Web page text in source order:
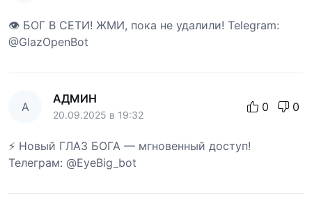
👁 БОГ В СЕТИ! ЖМИ, пока не удалили! Telegram:
@GlazOpenBot
А
АДМИН
20.09.2025 в 19:32
0 0
⚡ Новый ГЛАЗ БОГА — мгновенный доступ!
Телеграм: @EyeBig_bot